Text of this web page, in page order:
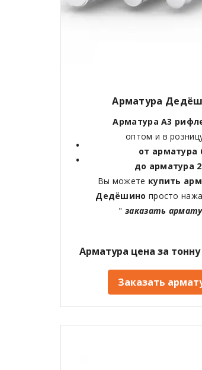
Арматура
Арматура А3
оптом и в
от арматура
до арматура
Вы можете купить
Дедёшино просто
"заказать
Арматура цена за тонну
Заказать